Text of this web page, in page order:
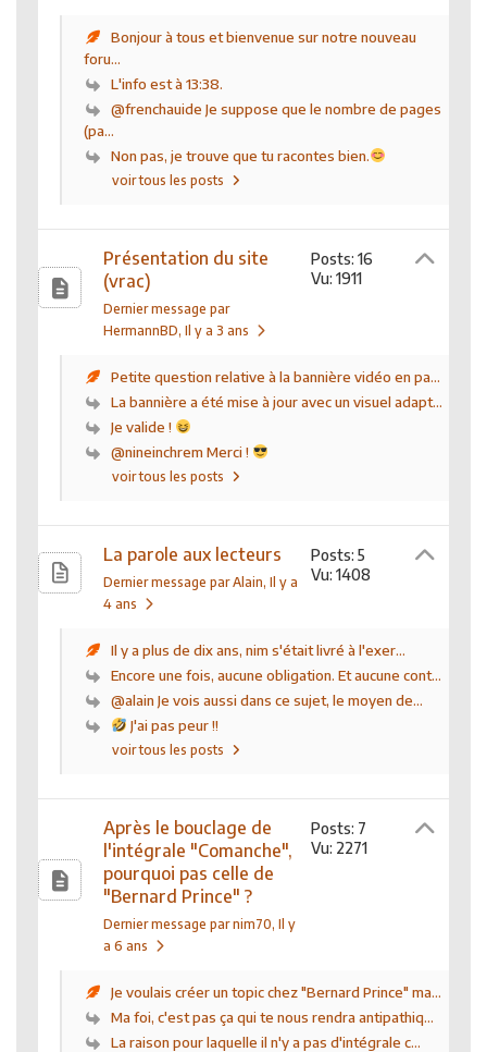
Bonjour à tous et bienvenue sur notre nouveau
foru...
L'info est à 13:38.
@frenchauide Je suppose que le nombre de pages
(pa...
Non pas, je trouve que tu racontes bien.
voir tous les posts
Présentation du site
(vrac)
Dernier message par
HermannBD, Il y a 3 ans
Posts: 16
Vu: 1911
Petite question relative à la bannière vidéo en pa...
La bannière a été mise à jour avec un visuel adapt...
Je valide !
@nineinchrem Merci !
voir tous les posts
La parole aux lecteurs
Dernier message par Alain, Il y a
4 ans
Posts: 5
Vu: 1408
Il y a plus de dix ans, nim s'était livré à l'exer...
Encore une fois, aucune obligation. Et aucune cont...
@alain Je vois aussi dans ce sujet, le moyen de...
J'ai pas peur !!
voir tous les posts
Après le bouclage de
l'intégrale "Comanche",
pourquoi pas celle de
"Bernard Prince" ?
Dernier message par nim70, Il y
a 6 ans
Posts: 7
Vu: 2271
Je voulais créer un topic chez "Bernard Prince" ma...
Ma foi, c'est pas ça qui te nous rendra antipathiq...
La raison pour laquelle il n'y a pas d'intégrale c...